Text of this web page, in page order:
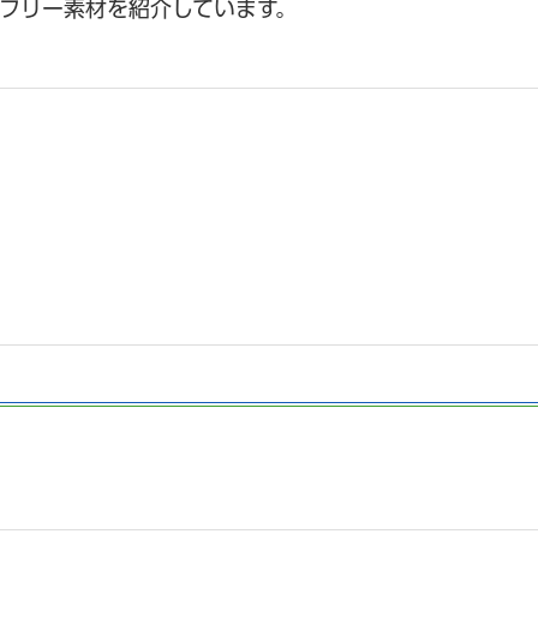
ー素材を紹介しています。